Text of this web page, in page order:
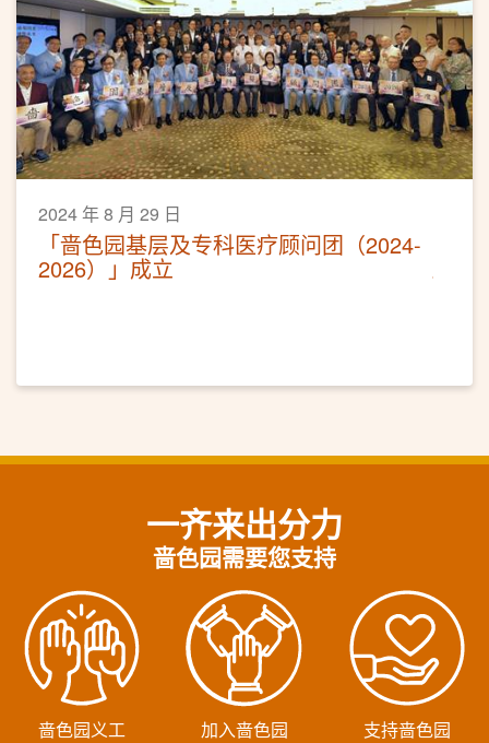
2024 年 8 月 29 日
「啬色园基层及专科医疗顾问团（2024-
2026）」成立
一齐来出分力
啬色园需要您支持
啬色园义工 加入啬色园 支持啬色园